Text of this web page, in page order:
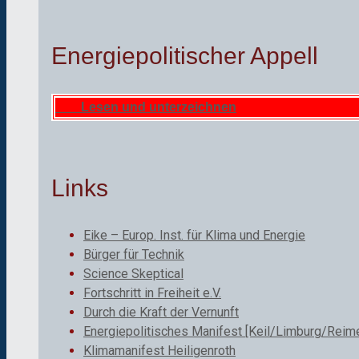
Energiepolitischer Appell
Lesen und unterzeichnen
Links
Eike – Europ. Inst. für Klima und Energie
Bürger für Technik
Science Skeptical
Fortschritt in Freiheit e.V.
Durch die Kraft der Vernunft
Energiepolitisches Manifest [Keil/Limburg/
Klimamanifest Heiligenroth